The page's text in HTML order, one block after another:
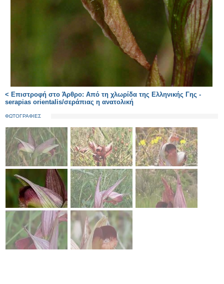
< Επιστροφή στο Άρθρο: Από τη χλωρίδα της Ελληνικής Γης -
serapias orientalis/σεράπιας η ανατολική
ΦΩΤΟΓΡΑΦΙΕΣ